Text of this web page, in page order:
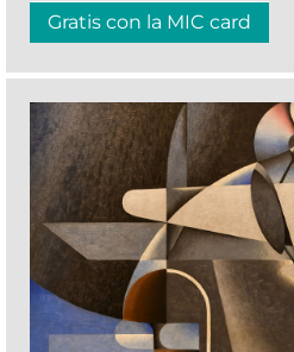
Gratis con la MIC card